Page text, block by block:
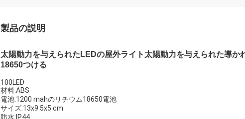
製品の説明
太陽動力を与えられたLEDの屋外ライト太陽動力を与えられた導
18650つける
100LED
材料:ABS
電池:1200 mahのリチウム18650電池
サイズ:13x9.5x5 cm
防水:IP44